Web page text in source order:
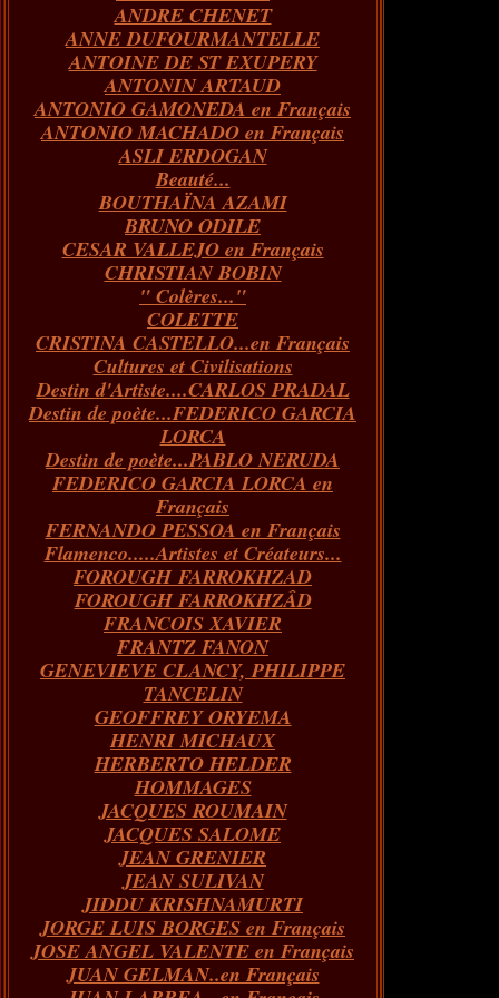
Janvier(60)
Février(68)
Janvier(86)
Mars(65)
Février(70)
Janvier(66)
Avril(76)
Mars(66)
Février(67)
Janvier(73)
Mai(82)
Avril(62)
Mars(66)
Février(55)
Janvier(43)
Juin(84)
Mai(89)
Avril(59)
Mars(73)
Février(54)
Janvier(51)
Juillet(72)
Juin(65)
Mai(97)
Avril(73)
Mars(100)
Février(146)
Janvier(124)
Août(40)
Juillet(31)
Juin(26)
ANDRE CHENET
ANNE DUFOURMANTELLE
ANTOINE DE ST EXUPERY
ANTONIN ARTAUD
ANTONIO GAMONEDA en Français
ANTONIO MACHADO en Français
ASLI ERDOGAN
Beauté...
BOUTHAÏNA AZAMI
BRUNO ODILE
CESAR VALLEJO en Français
CHRISTIAN BOBIN
" Colères..."
COLETTE
CRISTINA CASTELLO...en Français
Cultures et Civilisations
Destin d'Artiste....CARLOS PRADAL
Destin de poète...FEDERICO GARCIA
LORCA
Destin de poète...PABLO NERUDA
FEDERICO GARCIA LORCA en
Français
FERNANDO PESSOA en Français
Flamenco.....Artistes et Créateurs...
FOROUGH FARROKHZAD
FOROUGH FARROKHZÂD
FRANCOIS XAVIER
FRANTZ FANON
GENEVIEVE CLANCY, PHILIPPE
TANCELIN
GEOFFREY ORYEMA
HENRI MICHAUX
HERBERTO HELDER
HOMMAGES
JACQUES ROUMAIN
JACQUES SALOME
JEAN GRENIER
JEAN SULIVAN
JIDDU KRISHNAMURTI
JORGE LUIS BORGES en Français
JOSE ANGEL VALENTE en Français
JUAN GELMAN..en Français